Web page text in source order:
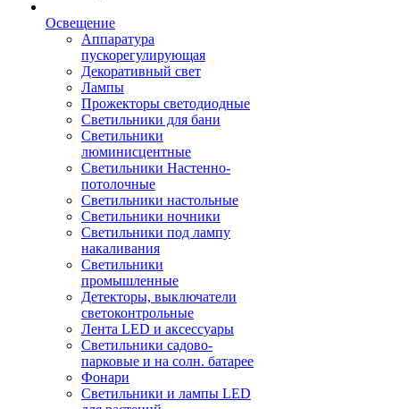
Освещение
Аппаратура
пускорегулирующая
Декоративный свет
Лампы
Прожекторы светодиодные
Светильники для бани
Светильники
люминисцентные
Светильники Настенно-
потолочные
Светильники настольные
Светильники ночники
Светильники под лампу
накаливания
Светильники
промышленные
Детекторы, выключатели
светоконтрольные
Лента LED и аксессуары
Светильники садово-
парковые и на солн. батарее
Фонари
Светильники и лампы LED